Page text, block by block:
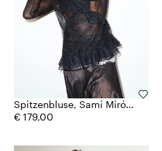
Spitzenbluse, Sami Miró
&Co.llaboration
€ 179,00